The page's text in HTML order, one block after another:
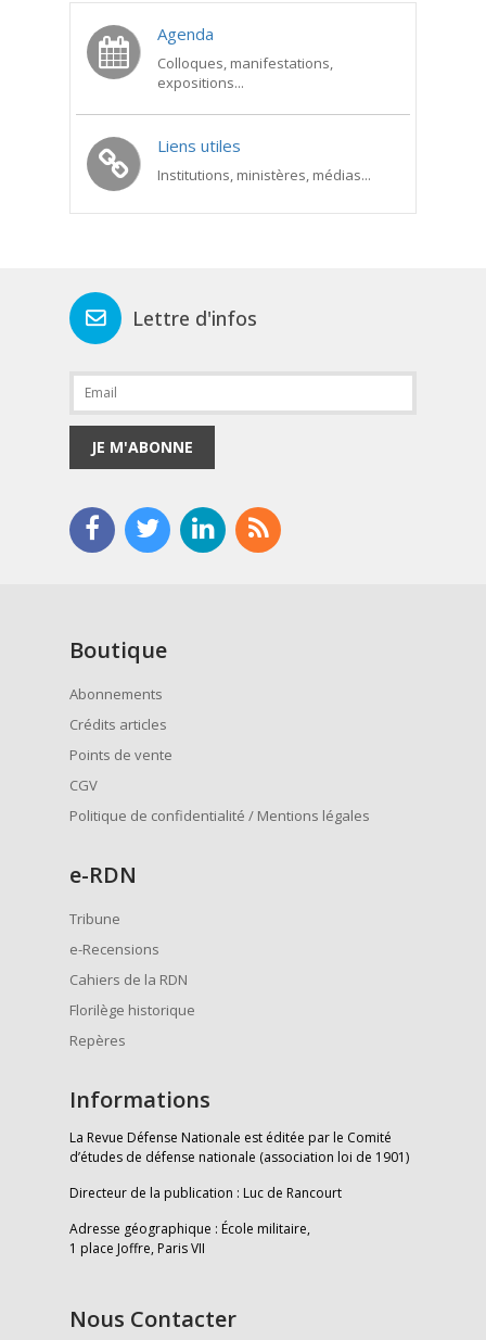
Agenda
Colloques, manifestations,
expositions...
Liens utiles
Institutions, ministères, médias...
Lettre d'infos
JE M'ABONNE
Boutique
Abonnements
Crédits articles
Points de vente
CGV
Politique de confidentialité / Mentions légales
e-RDN
Tribune
e-Recensions
Cahiers de la RDN
Florilège historique
Repères
Informations
La Revue Défense Nationale est éditée par le Comité
d’études de défense nationale (association loi de 1901)
Directeur de la publication : Luc de Rancourt
Adresse géographique : École militaire,
1 place Joffre, Paris VII
Nous Contacter